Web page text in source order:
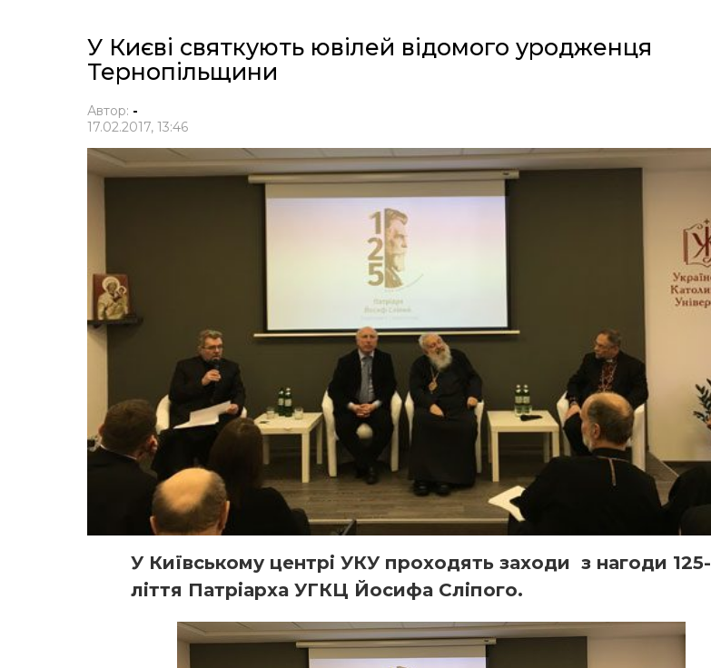
У Києві святкують ювілей відомого уродженця
Тернопільщини
Автор: -
17.02.2017, 13:46
У Київському центрі УКУ проходять заходи з нагоди 125-
ліття Патріарха УГКЦ Йосифа Сліпого.